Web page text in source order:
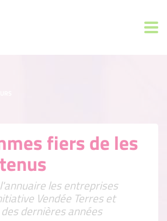
fiers de les
les entreprises
Vendée Terres et
dernières années